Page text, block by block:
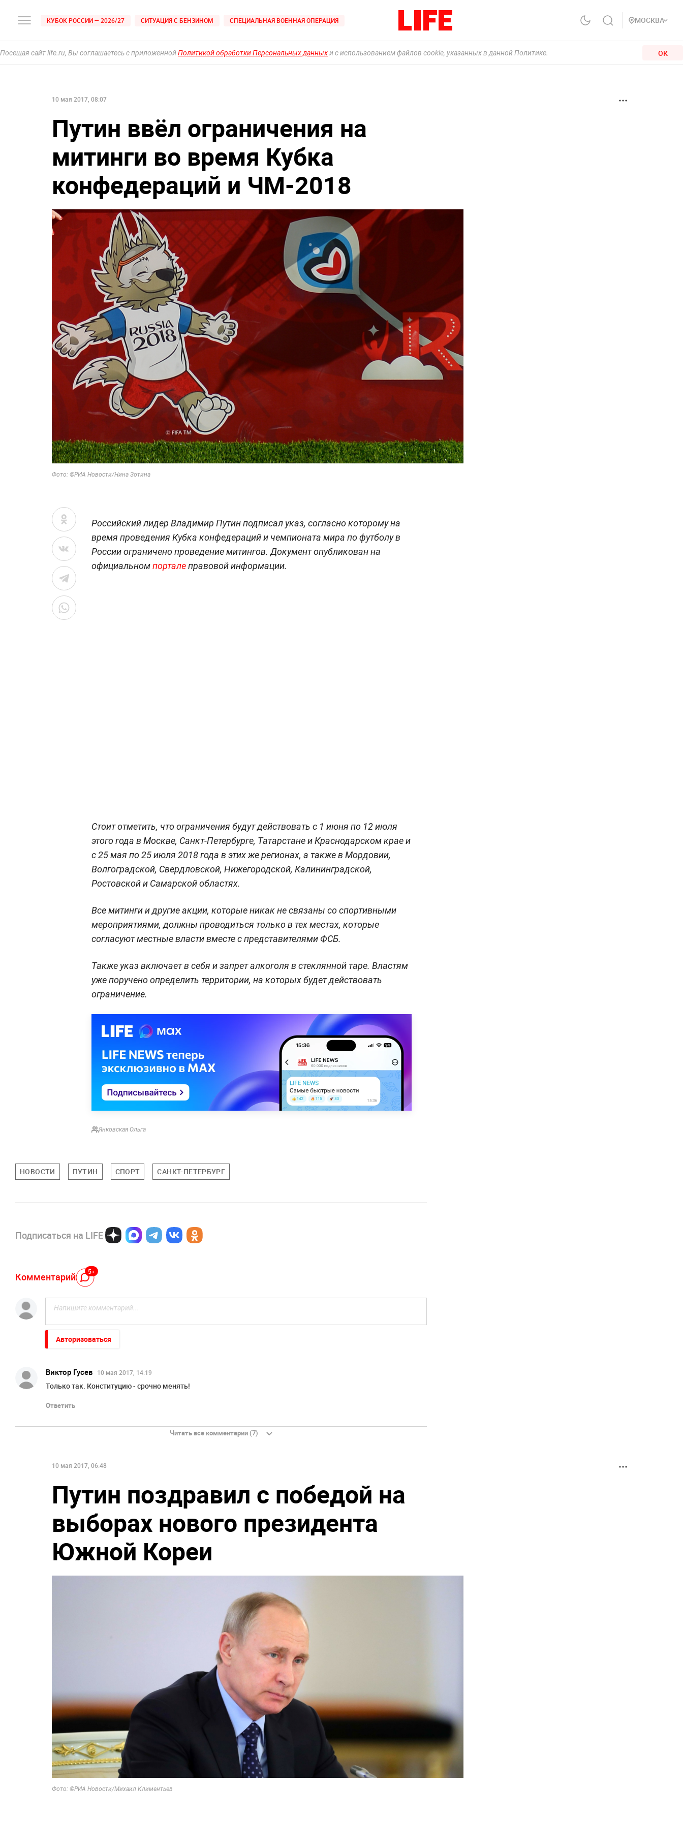
КУБОК РОССИИ — 2026/27 СИТУАЦИЯ С БЕНЗИНОМ СПЕЦИАЛЬНАЯ ВОЕННАЯ ОПЕРАЦИЯ МОСКВА
Посещая сайт life.ru, Вы соглашаетесь с приложеннойПолитикой обработки Персональных данныхи с использованием файлов cookie, указанных в данной Политике. ОК
10 мая 2017, 08:07
Путин ввёл ограничения на
митинги во время Кубка
конфедераций и ЧМ-2018
Фото: ©РИА Новости/Нина Зотина
Российский лидер Владимир Путин подписал указ, согласно которому на
время проведения Кубка конфедераций и чемпионата мира по футболу в
России ограничено проведение митингов. Документ опубликован на
официальномпорталеправовой информации.
Стоит отметить, что ограничения будут действовать с 1 июня по 12 июля
этого года в Москве, Санкт-Петербурге, Татарстане и Краснодарском крае и
с 25 мая по 25 июля 2018 года в этих же регионах, а также в Мордовии,
Волгоградской, Свердловской, Нижегородской, Калининградской,
Ростовской и Самарской областях.
Все митинги и другие акции, которые никак не связаны со спортивными
мероприятиями, должны проводиться только в тех местах, которые
согласуют местные власти вместе с представителями ФСБ.
Также указ включает в себя и запрет алкоголя в стеклянной таре. Властям
уже поручено определить территории, на которых будет действовать
ограничение.
Янковская Ольга
НОВОСТИ ПУТИН СПОРТ САНКТ-ПЕТЕРБУРГ
Подписаться на LIFE
Комментарий 5+
Авторизоваться
Виктор Гусев 10 мая 2017, 14:19
Только так. Конституцию - срочно менять!
Ответить
Читать все комментарии (7)
10 мая 2017, 06:48
Путин поздравил с победой на
выборах нового президента
Южной Кореи
Фото: ©РИА Новости/Михаил Климентьев